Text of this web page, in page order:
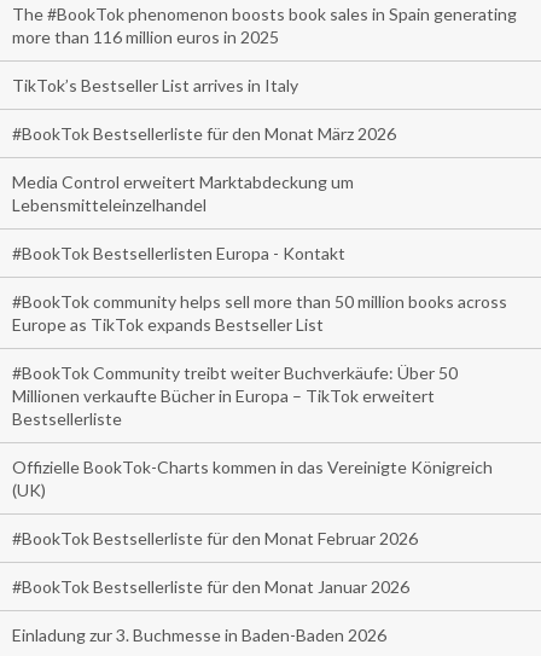
The #BookTok phenomenon boosts book sales in Spain generating
more than 116 million euros in 2025
TikTok’s Bestseller List arrives in Italy
#BookTok Bestsellerliste für den Monat März 2026
Media Control erweitert Marktabdeckung um
Lebensmitteleinzelhandel
#BookTok Bestsellerlisten Europa - Kontakt
#BookTok community helps sell more than 50 million books across
Europe as TikTok expands Bestseller List
#BookTok Community treibt weiter Buchverkäufe: Über 50
Millionen verkaufte Bücher in Europa – TikTok erweitert
Bestsellerliste
Offizielle BookTok-Charts kommen in das Vereinigte Königreich
(UK)
#BookTok Bestsellerliste für den Monat Februar 2026
#BookTok Bestsellerliste für den Monat Januar 2026
Einladung zur 3. Buchmesse in Baden-Baden 2026